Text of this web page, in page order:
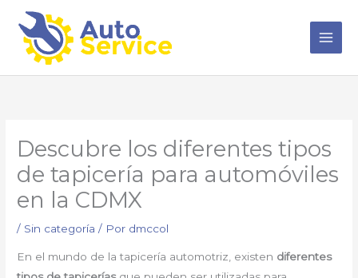
contenido
Descubre los diferentes tipos
de tapicería para automóviles
en la CDMX
/ Sin categoría / Por dmccol
En el mundo de la tapicería automotriz, existen diferentes